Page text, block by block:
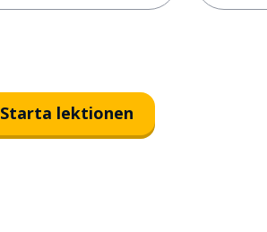
Starta lektionen